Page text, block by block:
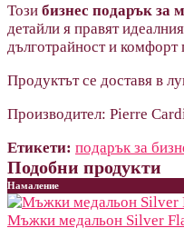
Този бизнес подарък
детайли я правят
дълготрайност и комфорт
Продуктът се доставя в
Производител: Pierre
Етикети: подарък за
Подобни продукти
Намаление
Мъжки медальон Silver